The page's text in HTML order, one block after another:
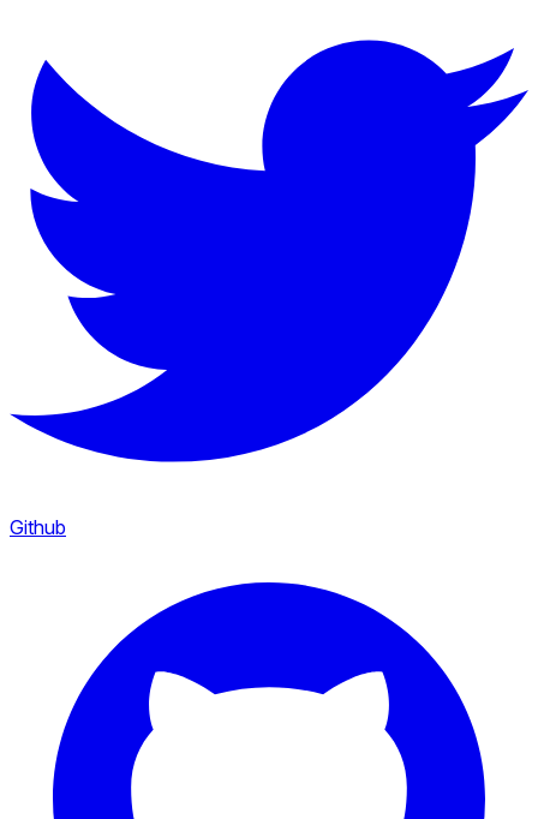
Github